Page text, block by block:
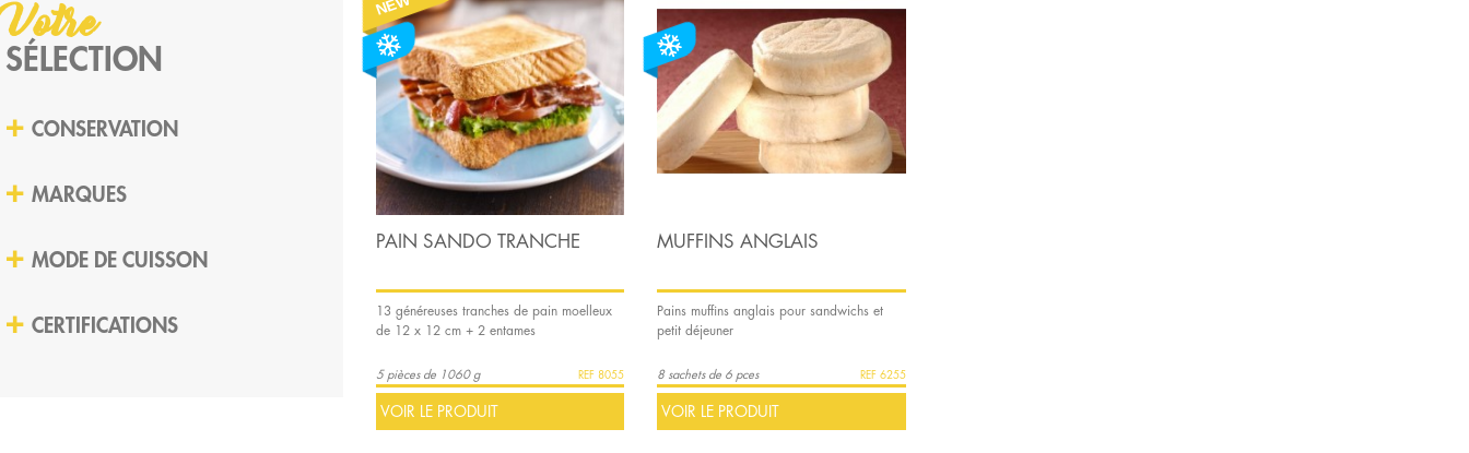
Votre
SÉLECTION
CONSERVATION
MARQUES
KARA FOODS(1)
MODE DE CUISSON
CERTIFICATIONS
PAIN SANDO TRANCHE
13 généreuses tranches de pain moelleux
de 12 x 12 cm + 2 entames
5 pièces de 1060 g 8055
VOIR LE PRODUIT
MUFFINS ANGLAIS
Pains muffins anglais pour sandwichs et
petit déjeuner
8 sachets de 6 pces 6255
VOIR LE PRODUIT